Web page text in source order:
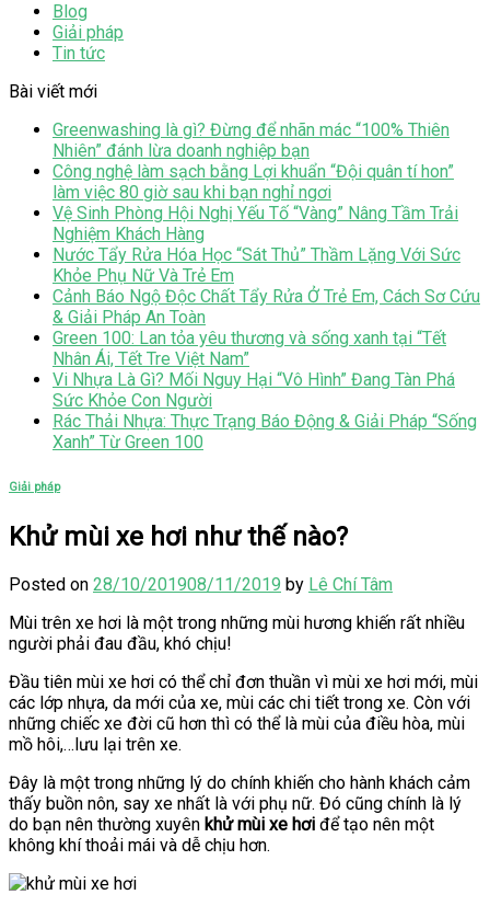
Blog
Giải pháp
Tin tức
Bài viết mới
Greenwashing là gì? Đừng để nhãn mác “100% Thiên
Nhiên” đánh lừa doanh nghiệp bạn
Công nghệ làm sạch bằng Lợi khuẩn “Đội quân tí hon”
làm việc 80 giờ sau khi bạn nghỉ ngơi
Vệ Sinh Phòng Hội Nghị Yếu Tố “Vàng” Nâng Tầm Trải
Nghiệm Khách Hàng
Nước Tẩy Rửa Hóa Học “Sát Thủ” Thầm Lặng Với Sức
Khỏe Phụ Nữ Và Trẻ Em
Cảnh Báo Ngộ Độc Chất Tẩy Rửa Ở Trẻ Em, Cách Sơ Cứu
& Giải Pháp An Toàn
Green 100: Lan tỏa yêu thương và sống xanh tại “Tết
Nhân Ái, Tết Tre Việt Nam”
Vi Nhựa Là Gì? Mối Nguy Hại “Vô Hình” Đang Tàn Phá
Sức Khỏe Con Người
Rác Thải Nhựa: Thực Trạng Báo Động & Giải Pháp “Sống
Xanh” Từ Green 100
Giải pháp
Khử mùi xe hơi như thế nào?
Posted on 28/10/201908/11/2019 by Lê Chí Tâm
Mùi trên xe hơi là một trong những mùi hương khiến rất nhiều
người phải đau đầu, khó chịu!
Đầu tiên mùi xe hơi có thể chỉ đơn thuần vì mùi xe hơi mới, mùi
các lớp nhựa, da mới của xe, mùi các chi tiết trong xe. Còn với
những chiếc xe đời cũ hơn thì có thể là mùi của điều hòa, mùi
mồ hôi,…lưu lại trên xe.
Đây là một trong những lý do chính khiến cho hành khách cảm
thấy buồn nôn, say xe nhất là với phụ nữ. Đó cũng chính là lý
do bạn nên thường xuyên khử mùi xe hơi để tạo nên một
không khí thoải mái và dễ chịu hơn.